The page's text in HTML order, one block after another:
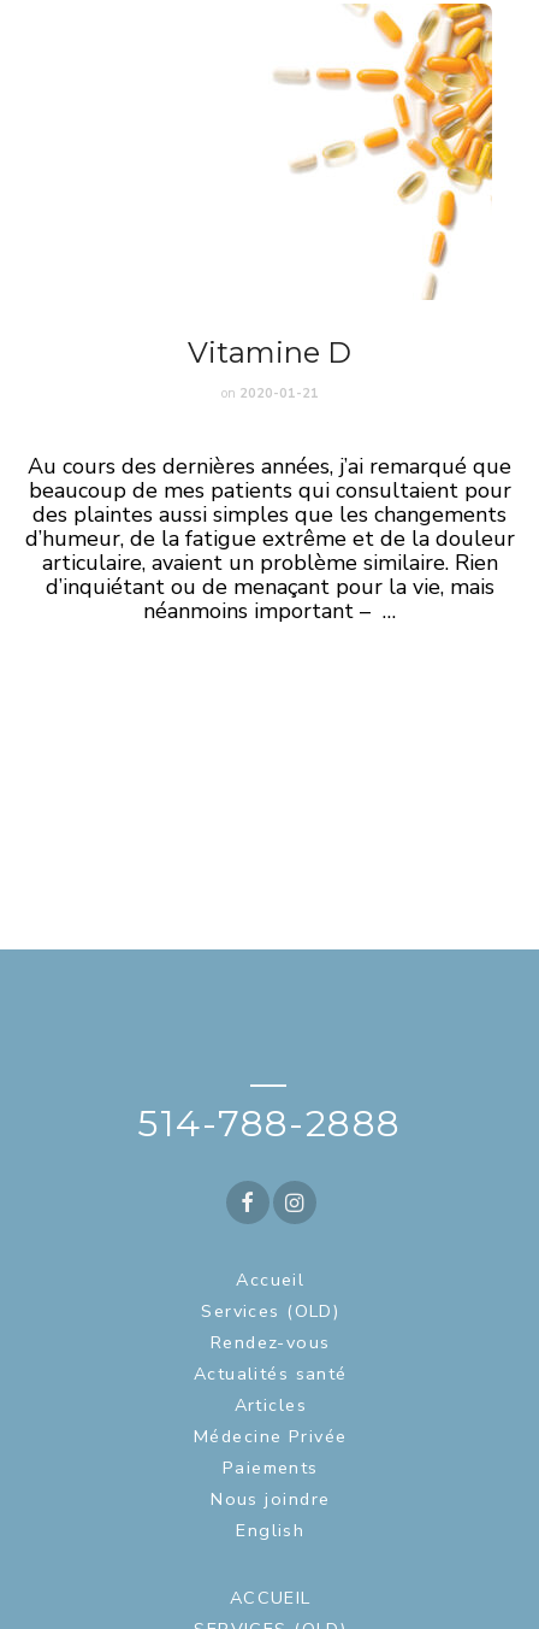
Vitamine D
on 2020-01-21
Au cours des dernières années, j’ai remarqué que
beaucoup de mes patients qui consultaient pour
des plaintes aussi simples que les changements
d’humeur, de la fatigue extrême et de la douleur
articulaire, avaient un problème similaire. Rien
d’inquiétant ou de menaçant pour la vie, mais
néanmoins important – …
—
514-788-2888
Accueil
Services (OLD)
Rendez-vous
Actualités santé
Articles
Médecine Privée
Paiements
Nous joindre
English
ACCUEIL